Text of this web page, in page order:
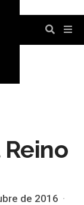
de 2016